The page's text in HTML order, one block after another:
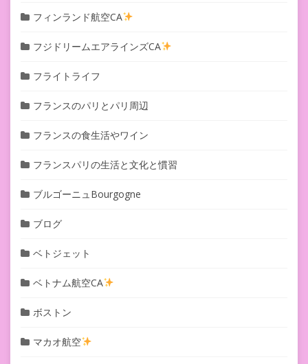
フィンランド航空CA
フジドリームエアラインズCA
フライトライフ
フランスのパリとパリ周辺
フランスの食生活やワイン
フランスパリの生活と文化と慣習
ブルゴーニュBourgogne
ブログ
ベトジェット
ベトナム航空CA
ボストン
マカオ航空